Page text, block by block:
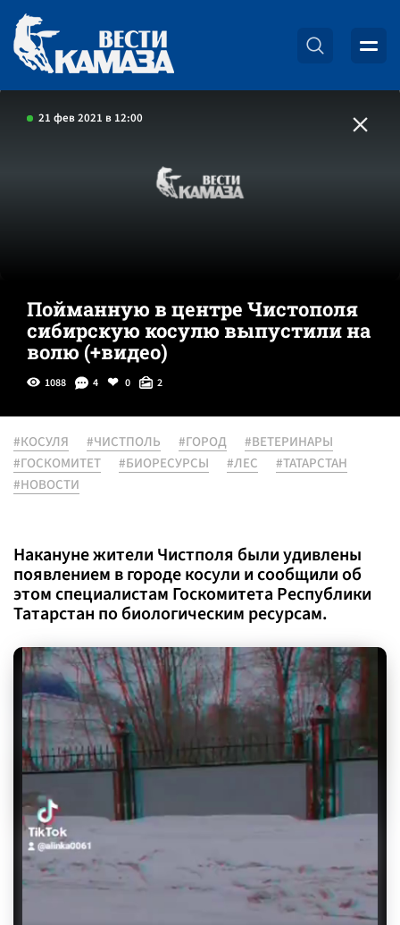
21 фев 2021 в 12:00
Пойманную в центре Чистополя
сибирскую косулю выпустили на
волю (+видео)
1088 4 0 2
#КОСУЛЯ #ЧИСТПОЛЬ #ГОРОД
#ВЕТЕРИНАРЫ
#ГОСКОМИТЕТ
#БИОРЕСУРСЫ #ЛЕС
#ТАТАРСТАН
#НОВОСТИ
Накануне жители Чистполя были удивлены
появлением в городе косули и сообщили об
этом специалистам Госкомитета Республики
Татарстан по биологическим ресурсам.